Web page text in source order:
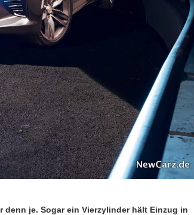
je. Sogar ein Vierzylinder hält Einzug in